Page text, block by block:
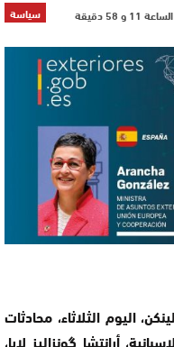
سياسة
اليوم الثلاثاء، محادثات
أرانتشا گونزاليز لايا،